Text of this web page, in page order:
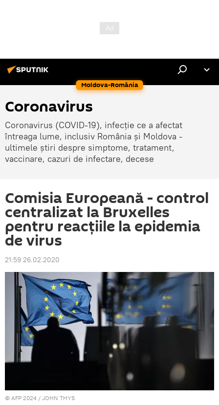
Moldova-România
Coronavirus
Coronavirus (COVID-19), infecție ce a afectat
întreaga lume, inclusiv România și Moldova -
ultimele știri despre simptome, tratament,
vaccinare, cazuri de infectare, decese
Comisia Europeană - control
centralizat la Bruxelles
pentru reacțiile la epidemia
de virus
21:59 26.02.2020
© AFP 2024 / JOHN THYS